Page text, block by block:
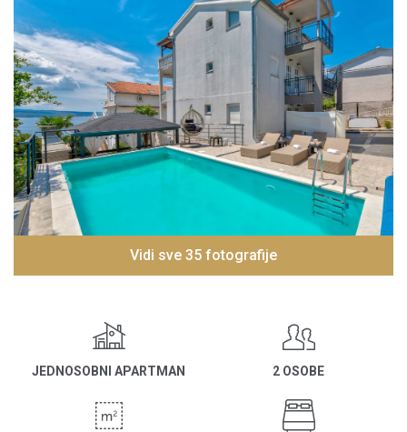
Vidi sve 35 fotografije
JEDNOSOBNI APARTMAN 2 OSOBE